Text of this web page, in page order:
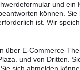
und
können.
ist. Wir
über E-Commerce-
und von Dritten.